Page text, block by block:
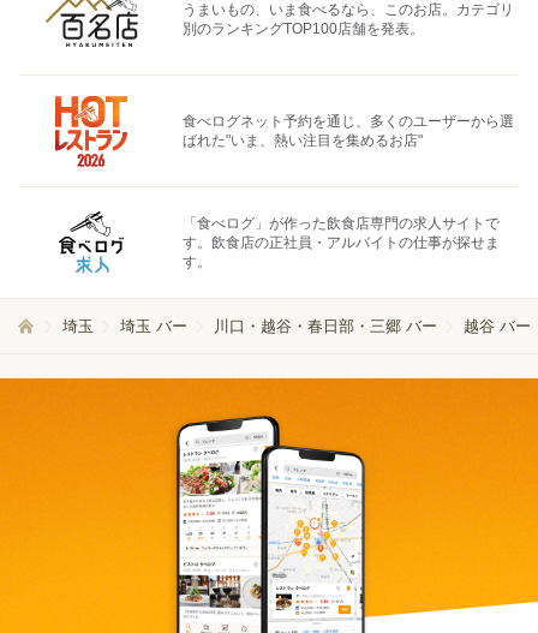
うまいもの、いま食べるなら、このお店。カテゴリ
別のランキングTOP100店舗を発表。
食べログネット予約を通じ、多くのユーザーから選
ばれた"いま、熱い注目を集めるお店"
「食べログ」が作った飲食店専門の求人サイトで
す。飲食店の正社員・アルバイトの仕事が探せま
す。
埼玉 埼玉 バー 川口・越谷・春日部・三郷 バー 越谷 バー